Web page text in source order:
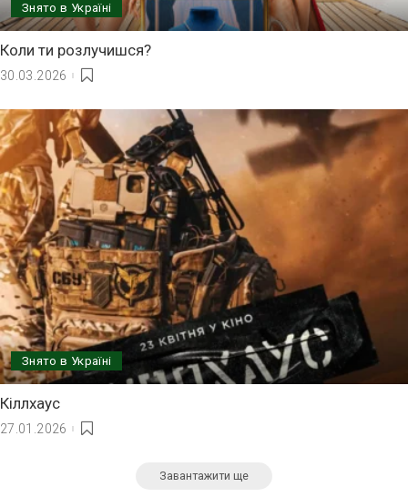
Знято в Україні
Коли ти розлучишся?
30.03.2026
Знято в Україні
Кіллхаус
27.01.2026
Завантажити ще